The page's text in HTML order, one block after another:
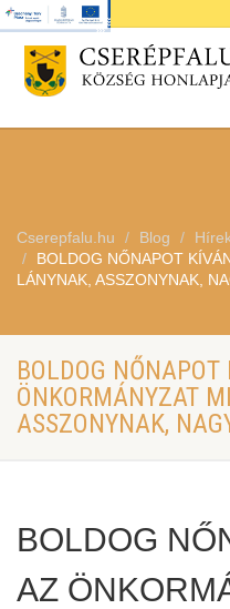
Cserepfalu.hu Blog
BOLDOG NŐNAPOT
LÁNYNAK, ASSZONYNAK,
BOLDOG
ÖNKORMÁNYZAT
ASSZONYNAK,
BOLDOG
AZ